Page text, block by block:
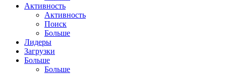
Активность
Активность
Поиск
Больше
Лидеры
Загрузки
Больше
Больше